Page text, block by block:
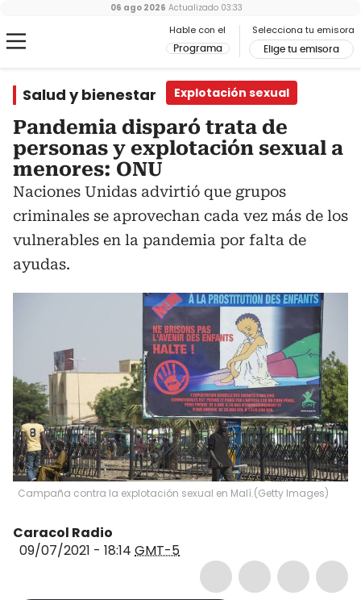
Hable con el
Programa
Selecciona tu emisora
Elige tu emisora
06 ago 2026 Actualizado 03:33
Salud y bienestar Explotación sexual
Pandemia disparó trata de
personas y explotación sexual a
menores: ONU
Naciones Unidas advirtió que grupos
criminales se aprovechan cada vez más de los
vulnerables en la pandemia por falta de
ayudas.
Campaña contra la explotación sexual en Malí.(Getty Images)
Caracol Radio
09/07/2021 - 18:14 GMT-5